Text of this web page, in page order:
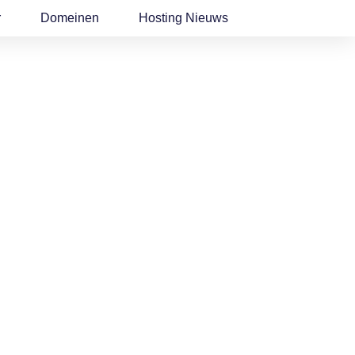
Domeinen Hosting Nieuws